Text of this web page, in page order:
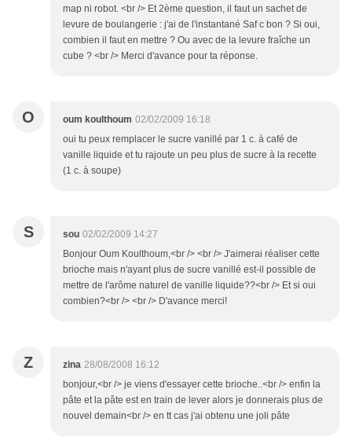
map ni robot. <br /> Et 2ème question, il faut un sachet de
levure de boulangerie : j'ai de l'instantané Saf c bon ? Si oui,
combien il faut en mettre ? Ou avec de la levure fraîche un
cube ? <br /> Merci d'avance pour ta réponse.
O oum koulthoum 02/02/2009 16:18
oui tu peux remplacer le sucre vanillé par 1 c. à café de
vanille liquide et tu rajoute un peu plus de sucre à la recette
(1 c. à soupe)
S sou 02/02/2009 14:27
Bonjour Oum Koulthoum,<br /> <br /> J'aimerai réaliser cette
brioche mais n'ayant plus de sucre vanillé est-il possible de
mettre de l'arôme naturel de vanille liquide??<br /> Et si oui
combien?<br /> <br /> D'avance merci!
Z zina 28/08/2008 16:12
bonjour,<br /> je viens d'essayer cette brioche..<br /> enfin la
pâte et la pâte est en train de lever alors je donnerais plus de
nouvel demain<br /> en tt cas j'ai obtenu une joli pâte